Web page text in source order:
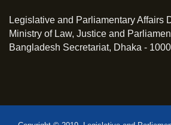
Legislative and Parliamentary Affairs
Ministry of Law, Justice and
Bangladesh Secretariat, Dhaka -